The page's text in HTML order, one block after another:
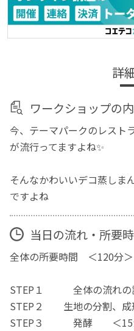
詳
ワークショップの
今、テーマパークのレスト
が流行ってますよね✨
そんなかわいいデコ蒸しま
ですよね
当日の流れ・所要
全体の所要時間 ＜120分＞
STEP１ 全体の流れ
STEP２ 生地の分割
STEP３ 発酵 ＜15か